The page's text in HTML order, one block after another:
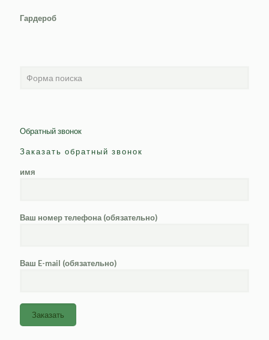
Гардероб
Обратный звонок
Заказать обратный звонок
имя
Ваш номер телефона (обязательно)
Ваш E-mail (обязательно)